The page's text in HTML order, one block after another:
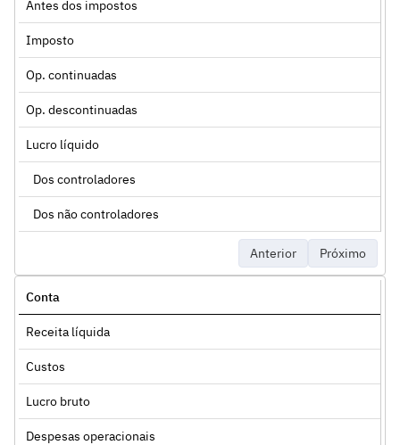
Antes dos impostos
Imposto
Op. continuadas
Op. descontinuadas
Lucro líquido
Dos controladores
Dos não controladores
Anterior Próximo
Conta
Receita líquida
Custos
Lucro bruto
Despesas operacionais